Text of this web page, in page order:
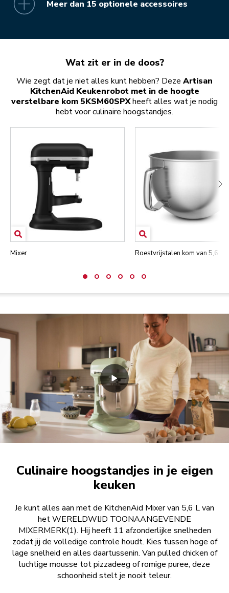
Meer dan 15 optionele accessoires
Wat zit er in de doos?
Wie zegt dat je niet alles kunt hebben? Deze Artisan
KitchenAid Keukenrobot met in de hoogte
verstelbare kom 5KSM60SPXheeft alles wat je nodig
hebt voor culinaire hoogstandjes.
Mixer Roestvrijstalen kom van 5,6 L
Culinaire hoogstandjes in je eigen
keuken
Je kunt alles aan met de KitchenAid Mixer van 5,6 L van
het WERELDWIJD TOONAANGEVENDE
MIXERMERK(1). Hij heeft 11 afzonderlijke snelheden
zodat jij de volledige controle houdt. Kies tussen hoge of
lage snelheid en alles daartussenin. Van pulled chicken of
luchtige mousse tot pizzadeeg of romige puree, deze
schoonheid stelt je nooit teleur.